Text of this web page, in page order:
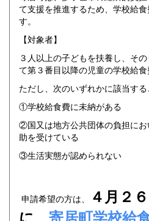
て支援を推進するため、学校給
す。
【対象者】
３人以上の子どもを扶養し、そ
て第３番目以降の児童の学校給
ただし、次のいずれかに該当する
①学校給食費に未納がある
②国又は地方公共団体の負担に
助を受けている
③生活実態が認められない
申請希望の方は、
４月２